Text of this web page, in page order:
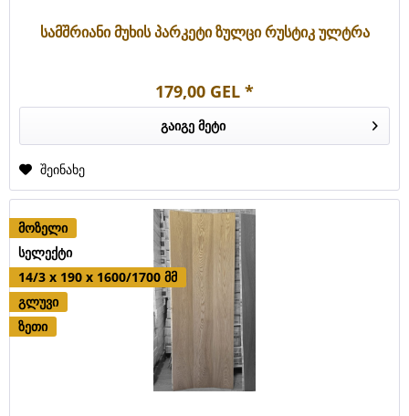
სამშრიანი მუხის პარკეტი ზულცი რუსტიკ ულტრა
179,00 GEL *
გაიგე მეტი
შეინახე
მოზელი
სელექტი
14/3 x 190 x 1600/1700 მმ
გლუვი
ზეთი